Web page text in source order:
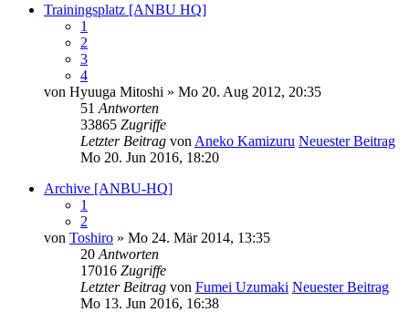
Trainingsplatz [ANBU HQ]
1
2
3
4
von Hyuuga Mitoshi » Mo 20. Aug 2012, 20:35
51 Antworten
33865 Zugriffe
Letzter Beitrag von Aneko Kamizuru Neuester Beitrag
Mo 20. Jun 2016, 18:20
Archive [ANBU-HQ]
1
2
von Toshiro » Mo 24. Mär 2014, 13:35
20 Antworten
17016 Zugriffe
Letzter Beitrag von Fumei Uzumaki Neuester Beitrag
Mo 13. Jun 2016, 16:38